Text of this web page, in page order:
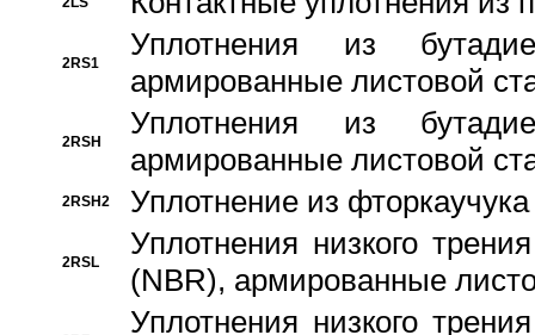
2RS1
Уплотнения из
армированные листовой
2RSH
Уплотнения из
армированные листовой
2RSH2 Уплотнение из
2RSL
Уплотнения низкого
(NBR), армированные
Уплотнения низкого